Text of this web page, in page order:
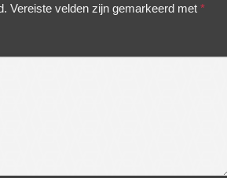
Vereiste velden zijn gemarkeerd met *